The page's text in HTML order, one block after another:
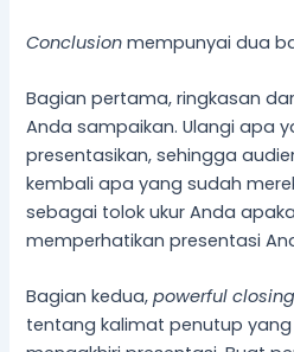
Conclusionmempunyai dua
Bagian pertama, ringkasan
Anda sampaikan. Ulangi apa
presentasikan, sehingga
kembali apa yang sudah
sebagai tolok ukur Anda
memperhatikan presentasi
Bagian kedua,powerful
tentang kalimat penutup